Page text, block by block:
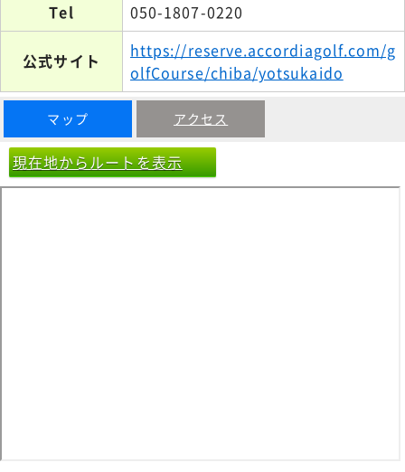
Tel
050-1807-0220
公式サイト
https://reserve.accordiagolf.com/g
olfCourse/chiba/yotsukaido
マップ アクセス
現在地からルートを表示